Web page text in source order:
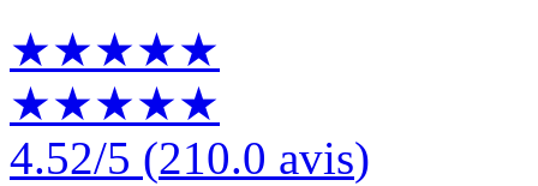
★★★★★
★★★★★
4.52/5 (210.0 avis)